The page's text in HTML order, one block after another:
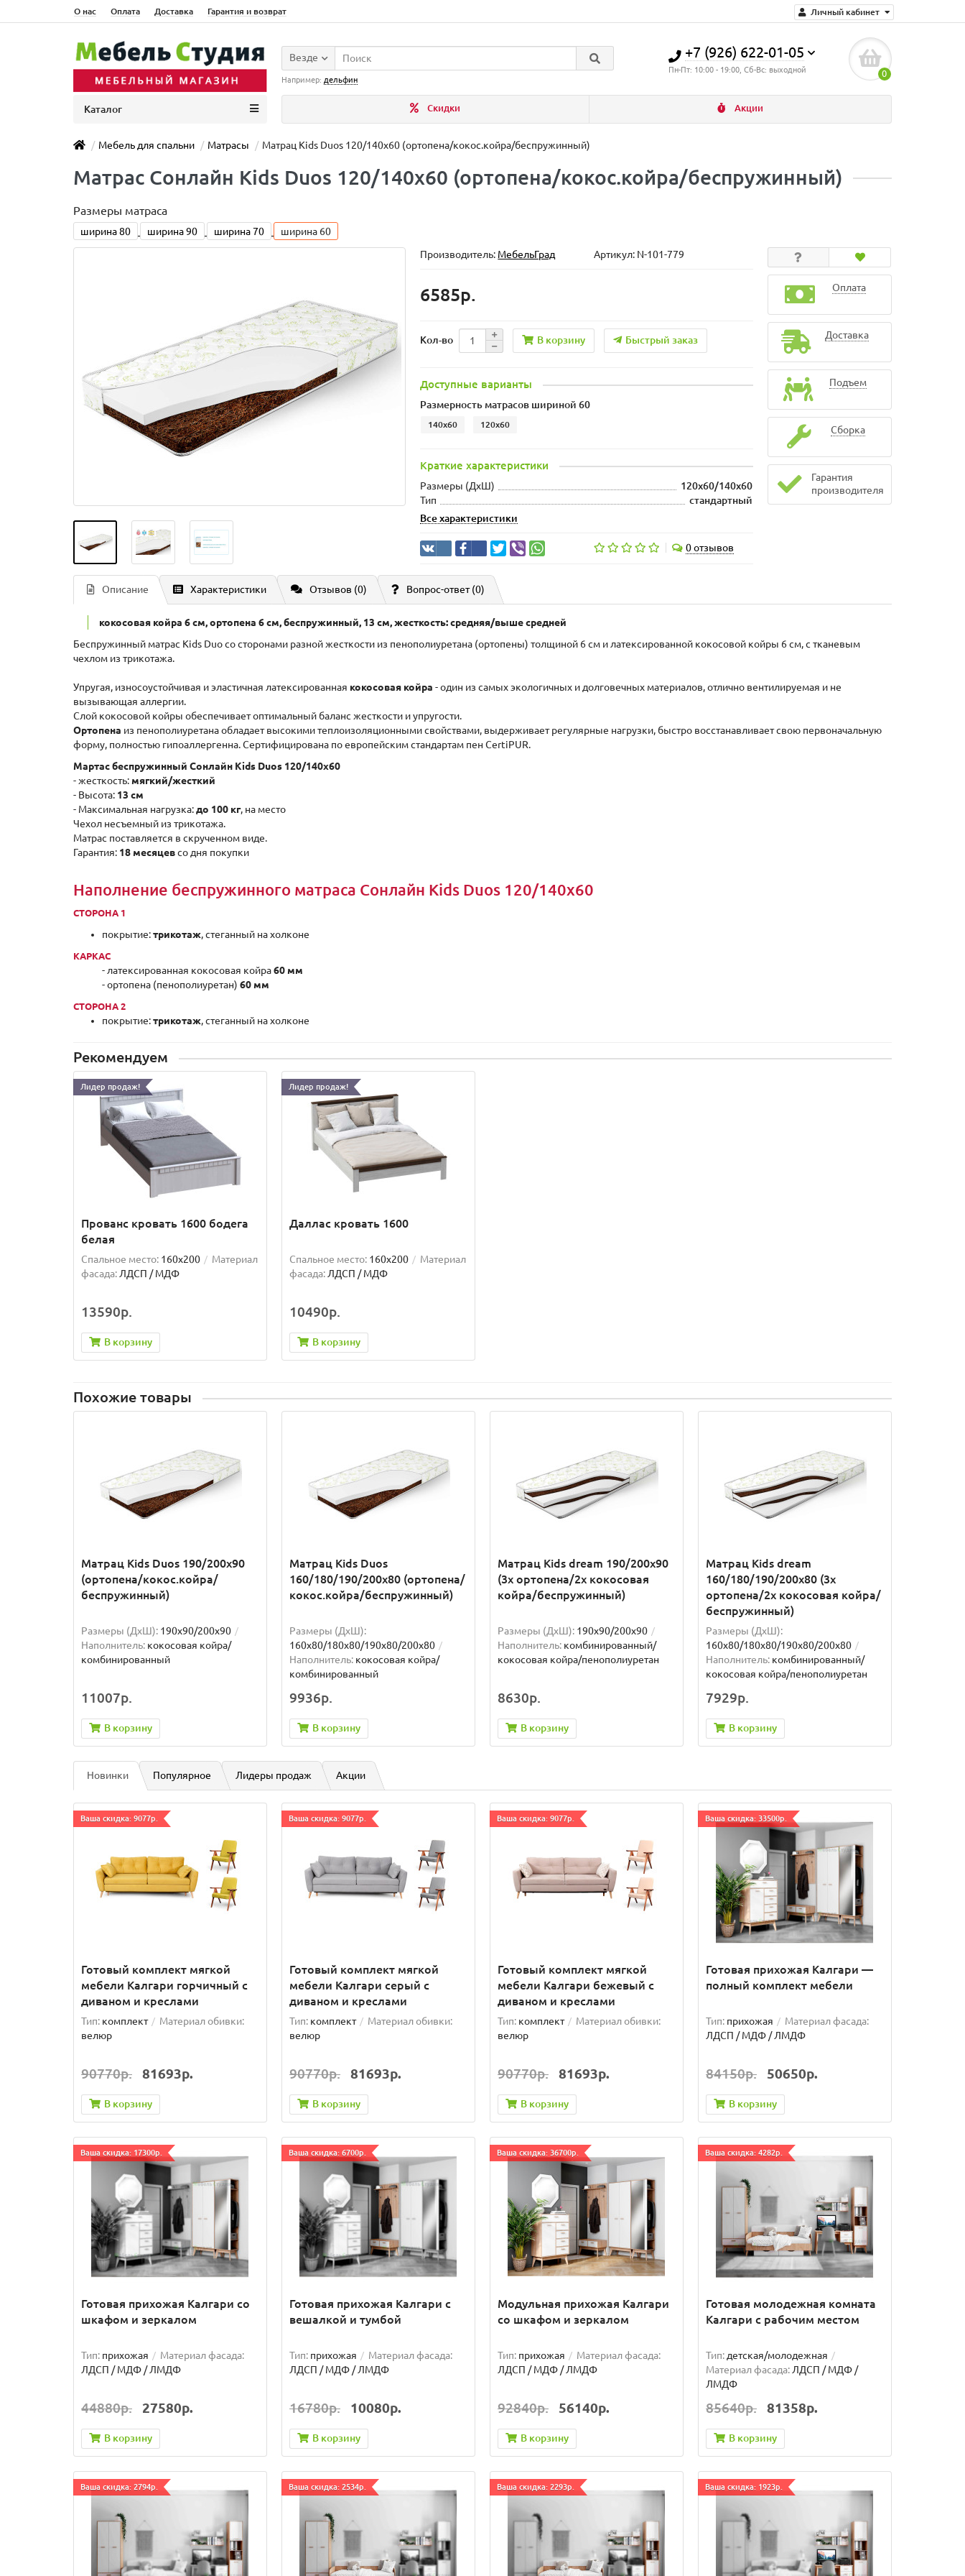
Личный кабинет
О нас Оплата Доставка Гарантия и возврат
+7 (926) 622-01-05
Пн-Пт: 10:00 - 19:00, Сб-Вс: выходной 0
Везде
Например: дельфин
Скидки Акции
Каталог
Мебель для спальни Матрасы Матрац Kids Duos 120/140x60 (ортопена/кокос.койра/беспружинный)
Матраc Сонлайн Kids Duos 120/140x60 (ортопена/кокос.койра/беспружинный)
Размеры матраса
ширина 80 ширина 90 ширина 70
ширина 60
Производитель: МебельГрад Артикул: N-101-779
6585р.
Кол-во В корзину Быстрый заказ
Доступные варианты
Размерность матрасов шириной 60
140x60 120x60
Краткие характеристики
Размеры (ДxШ)
120x60/140x60
Тип
стандартный
Все характеристики
0 отзывов
Оплата
Доставка
Подъем
Сборка
Гарантия
производителя
Описание Характеристики Отзывов (0) Вопрос-ответ(0)
кокосовая койра 6 см, ортопена 6 см, беспружинный, 13 см, жесткость: средняя/выше средней
Беспружинный матрас Kids Duo со сторонами разной жесткости из пенополиуретана (ортопены) толщиной 6 см и латексированной кокосовой койры 6 см, с тканевым
чехлом из трикотажа.
Упругая, износоустойчивая и эластичная латексированная кокосовая койра - один из самых экологичных и долговечных материалов, отлично вентилируемая и не
вызывающая аллергии.
Слой кокосовой койры обеспечивает оптимальный баланс жесткости и упругости.
Ортопена из пенополиуретана обладает высокими теплоизоляционными свойствами, выдерживает регулярные нагрузки, быстро восстанавливает свою первоначальную
форму, полностью гипоаллергенна. Сертифицирована по европейским стандартам пен CertiPUR.
Мартас беспружинный Сонлайн Kids Duos 120/140x60
- жесткость: мягкий/жесткий
- Высота: 13 см
- Максимальная нагрузка:до 100 кг, на место
Чехол несъемный из трикотажа.
Матрас поставляется в скрученном виде.
Гарантия: 18 месяцевсо дня покупки
Наполнение беспружинного матраса Сонлайн Kids Duos 120/140x60
СТОРОНА 1
покрытие:трикотаж, стеганный на холконе
КАРКАС
- латексированная кокосовая койра60 мм
- ортопена (пенополиуретан) 60 мм
СТОРОНА 2
покрытие:трикотаж, стеганный на холконе
Рекомендуем
Лидер продаж!
Прованс кровать 1600 бодега
белая
Спальное место: 160x200
Материал
фасада: ЛДСП / МДФ
13590р.
В корзину
Лидер продаж!
Даллас кровать 1600
Спальное место: 160x200
Материал
фасада: ЛДСП / МДФ
10490р.
В корзину
Похожие товары
Матрац Kids Duos 190/200x90
(ортопена/кокос.койра/
беспружинный)
Размеры (ДxШ): 190x90/200x90
Наполнитель: кокосовая койра/
комбинированный
11007р.
В корзину
Матрац Kids Duos
160/180/190/200x80 (ортопена/
кокос.койра/беспружинный)
Размеры (ДxШ):
160x80/180x80/190x80/200x80
Наполнитель: кокосовая койра/
комбинированный
9936р.
В корзину
Матрац Кids dream 190/200x90
(3x ортопена/2x кокосовая
койра/беспружинный)
Размеры (ДxШ): 190x90/200x90
Наполнитель: комбинированный/
кокосовая койра/пенополиуретан
8630р.
В корзину
Матрац Кids dream
160/180/190/200x80 (3x
ортопена/2x кокосовая койра/
беспружинный)
Размеры (ДxШ):
160x80/180x80/190x80/200x80
Наполнитель: комбинированный/
кокосовая койра/пенополиуретан
7929р.
В корзину
Новинки Популярное Лидеры продаж Акции
Ваша скидка: 9077р.
Готовый комплект мягкой
мебели Калгари горчичный с
диваном и креслами
Тип: комплект
Материал обивки:
велюр
90770р. 81693р.
В корзину
Ваша скидка: 9077р.
Готовый комплект мягкой
мебели Калгари серый с
диваном и креслами
Тип: комплект
Материал обивки:
велюр
90770р. 81693р.
В корзину
Ваша скидка: 9077р.
Готовый комплект мягкой
мебели Калгари бежевый с
диваном и креслами
Тип: комплект
Материал обивки:
велюр
90770р. 81693р.
В корзину
Ваша скидка: 33500р.
Готовая прихожая Калгари —
полный комплект мебели
Тип: прихожая
Материал фасада:
ЛДСП / МДФ / ЛМДФ
84150р. 50650р.
В корзину
Ваша скидка: 17300р.
Готовая прихожая Калгари со
шкафом и зеркалом
Тип: прихожая
Материал фасада:
ЛДСП / МДФ / ЛМДФ
44880р. 27580р.
В корзину
Ваша скидка: 6700р.
Готовая прихожая Калгари с
вешалкой и тумбой
Тип: прихожая
Материал фасада:
ЛДСП / МДФ / ЛМДФ
16780р. 10080р.
В корзину
Ваша скидка: 36700р.
Модульная прихожая Калгари
со шкафом и зеркалом
Тип: прихожая
Материал фасада:
ЛДСП / МДФ / ЛМДФ
92840р. 56140р.
В корзину
Ваша скидка: 4282р.
Готовая молодежная комната
Калгари с рабочим местом
Тип: детская/молодежная
Материал фасада: ЛДСП / МДФ /
ЛМДФ
85640р. 81358р.
В корзину
Ваша скидка: 2794р. Ваша скидка: 2534р. Ваша скидка: 2293р. Ваша скидка: 1923р.